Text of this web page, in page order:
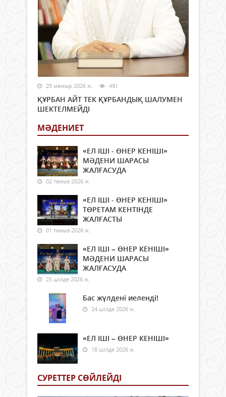
25 мамыр 2026 ж. 491
ҚҰРБАН АЙТ ТЕК ҚҰРБАНДЫҚ ШАЛУМЕН
ШЕКТЕЛМЕЙДІ
МӘДЕНИЕТ
«ЕЛ ІШІ - ӨНЕР КЕНІШІ»
МӘДЕНИ ШАРАСЫ
ЖАЛҒАСУДА
02 тамыз 2026 ж.
«ЕЛ ІШІ - ӨНЕР КЕНІШІ»
ТӨРЕТАМ КЕНТІНДЕ
ЖАЛҒАСТЫ
01 тамыз 2026 ж.
«ЕЛ ІШІ – ӨНЕР КЕНІШІ»
МӘДЕНИ ШАРАСЫ
ЖАЛҒАСУДА
25 шілде 2026 ж.
Бас жүлдені иеленді!
24 шілде 2026 ж.
«ЕЛ ІШІ – ӨНЕР КЕНІШІ»
18 шілде 2026 ж.
СУРЕТТЕР СӨЙЛЕЙДI